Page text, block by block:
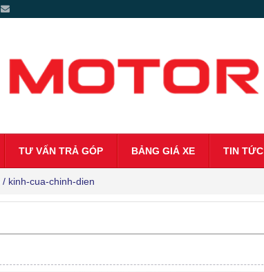
TƯ VẤN TRẢ GÓP BẢNG GIÁ XE TIN TỨC
/ kinh-cua-chinh-dien